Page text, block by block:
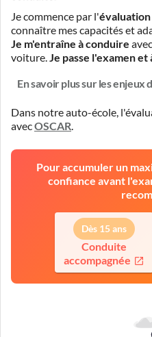
Je commence par l'
connaître mes capacités et
Je m'entraîne à conduire
voiture. Je passe l'examen
En savoir plus sur les enjeux
Dans notre auto-école,
avecOSCAR
Pour accumuler un
confiance avant
Dès 15 ans
Conduite
accompagnée